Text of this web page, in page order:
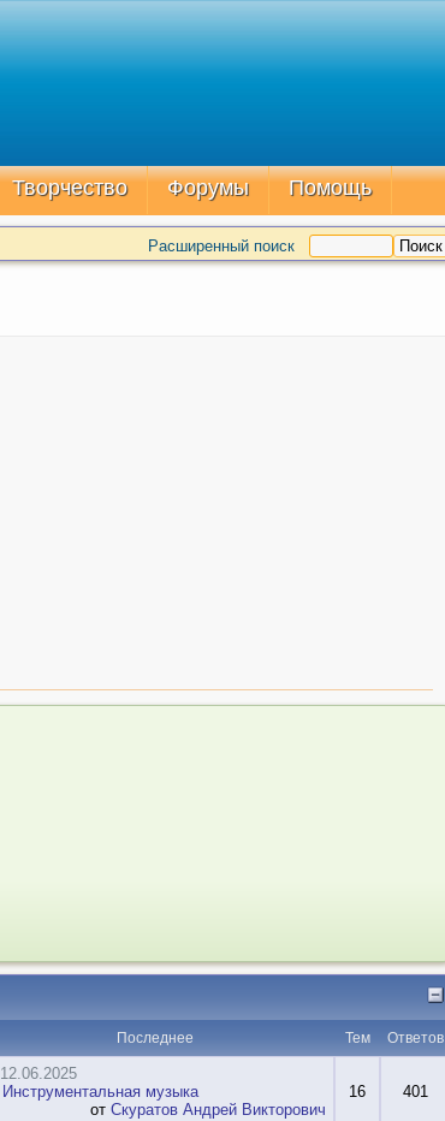
Творчество Форумы Помощь
Расширенный поиск
Последнее Тем Ответов
12.06.2025
Инструментальная музыка
от Скуратов Андрей Викторович
16 401